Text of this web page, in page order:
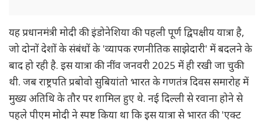
यह प्रधानमंत्री मोदी की इंडोनेशिया की पहली पूर्ण द्विपक्षीय यात्रा है,
जो दोनों देशों के संबंधों के 'व्यापक रणनीतिक साझेदारी' में बदलने के
बाद हो रही है. इस यात्रा की नींव जनवरी 2025 में ही रखी जा चुकी
थी. जब राष्ट्रपति प्रबोवो सुबियांतो भारत के गणतंत्र दिवस समारोह में
मुख्य अतिथि के तौर पर शामिल हुए थे. नई दिल्ली से रवाना होने से
पहले पीएम मोदी ने स्पष्ट किया था कि इस यात्रा से भारत की 'एक्ट